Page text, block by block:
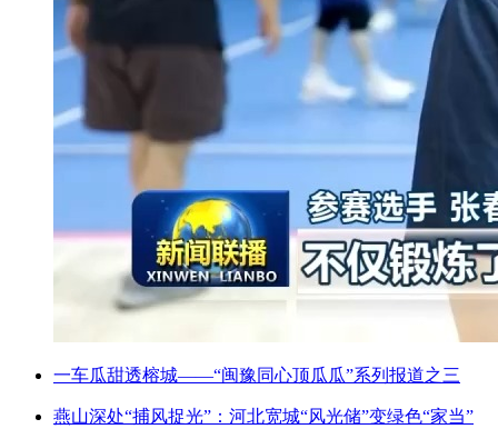
一车瓜甜透榕城——“闽豫同心顶瓜瓜”系列报道之三
燕山深处“捕风捉光”：河北宽城“风光储”变绿色“家当”